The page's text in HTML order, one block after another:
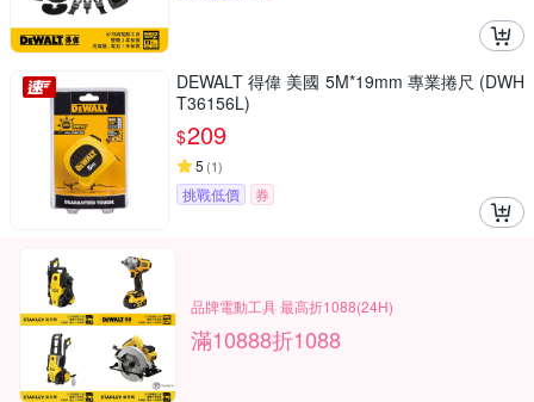
DEWALT 得偉 美國 5M*19mm 專業捲尺 (DWH
T36156L)
$209
5 (1)
挑戰低價 券
品牌電動工具 最高折1088(24H)
滿10888折1088